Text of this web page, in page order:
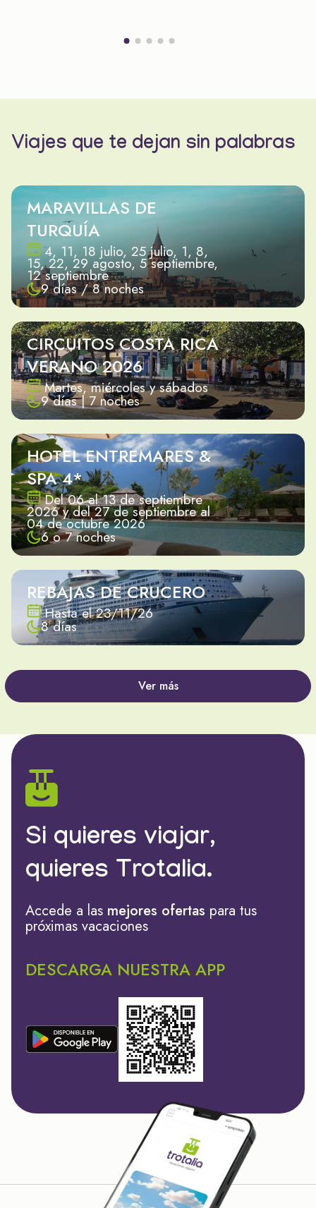
Viajes que te dejan sin palabras
MARAVILLAS DE
TURQUÍA
4, 11, 18 julio, 25 julio, 1, 8,
15, 22, 29 agosto, 5 septiembre,
12 septiembre
9 días / 8 noches
CIRCUITOS COSTA RICA
VERANO 2026
Martes, miércoles y sábados
9 días | 7 noches
HOTEL ENTREMARES &
SPA 4*
Del 06 al 13 de septiembre
2026 y del 27 de septiembre al
04 de octubre 2026
6 o 7 noches
REBAJAS DE CRUCERO
Hasta el 23/11/26
8 días
Ver más
Si quieres viajar,
quieres Trotalia.
Accede a las mejores ofertas para tus
próximas vacaciones
DESCARGA NUESTRA APP